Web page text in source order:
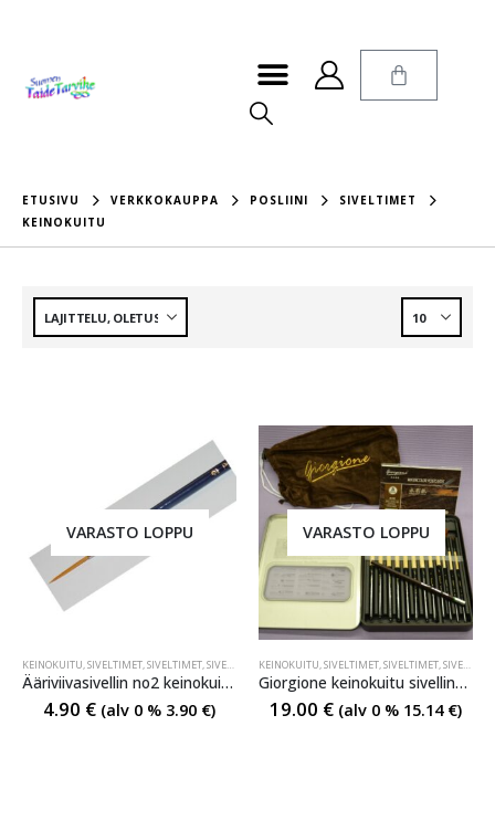
ETUSIVU VERKKOKAUPPA POSLIINI
SIVELTIMET
KEINOKUITU
VARASTO LOPPU
KEINOKUITU,SIVELTIMET,SIVELTIMET,SIVELTIMET
Ääriviivasivellin no2 keinokuitua
4.90 € (alv 0 % 3.90 €)
VARASTO LOPPU
KEINOKUITU,SIVELTIMET,SIVELTIMET,SIVELTIMET
Giorgione keinokuitu sivellinsarja
19.00 € (alv 0 % 15.14 €)